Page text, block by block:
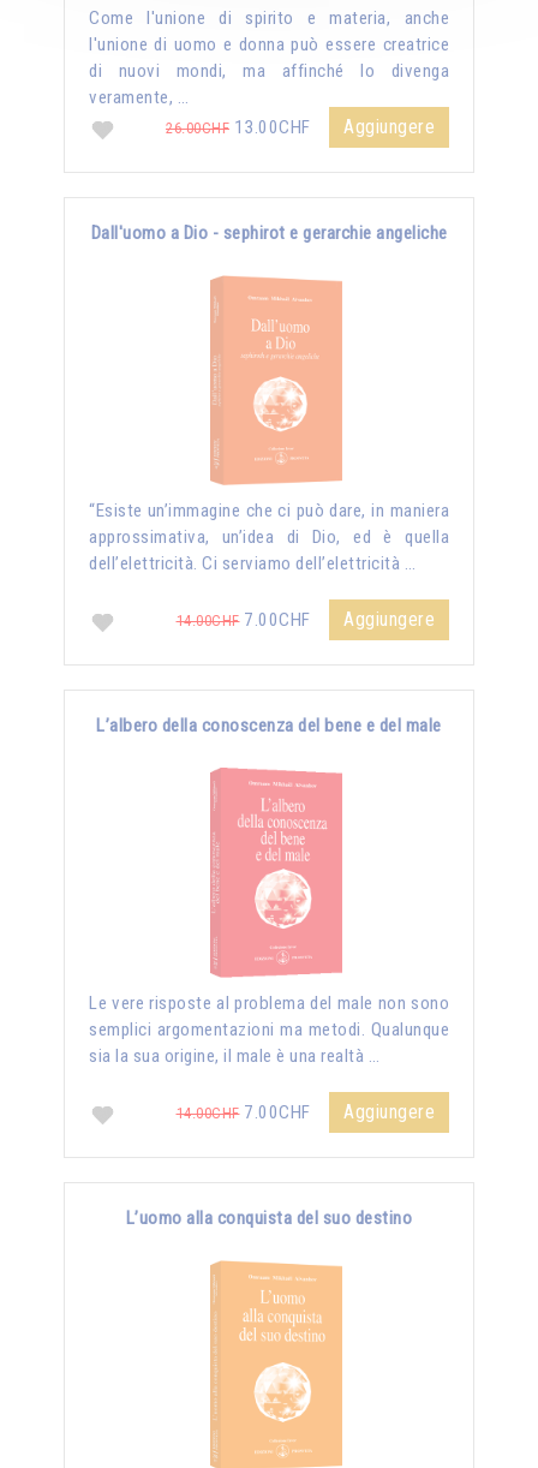
Come l'unione di spirito e materia, anche
l'unione di uomo e donna può essere creatrice
di nuovi mondi, ma affinché lo divenga
veramente, …
26.00CHF 13.00CHF Aggiungere
Dall'uomo a Dio - sephirot e gerarchie angeliche
“Esiste un’immagine che ci può dare, in maniera
approssimativa, un’idea di Dio, ed è quella
dell’elettricità. Ci serviamo dell’elettricità …
14.00CHF7.00CHF Aggiungere
L’albero della conoscenza del bene e del male
Le vere risposte al problema del male non sono
semplici argomentazioni ma metodi. Qualunque
sia la sua origine, il male è una realtà …
14.00CHF7.00CHF Aggiungere
L’uomo alla conquista del suo destino